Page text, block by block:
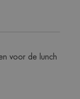
voor de lunch